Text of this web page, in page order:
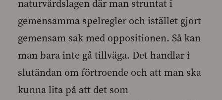
naturvårdslagen där man struntat i
gemensamma spelregler och istället gjort
gemensam sak med oppositionen. Så kan
man bara inte gå tillväga. Det handlar i
slutändan om förtroende och att man ska
kunna lita på att det som